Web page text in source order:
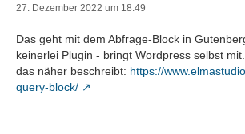
27. Dezember 2022 um 18:49
Das geht mit dem Abfrage-Block in
keinerlei Plugin - bringt Wordpress selbst
das näher beschreibt: https://
query-block/